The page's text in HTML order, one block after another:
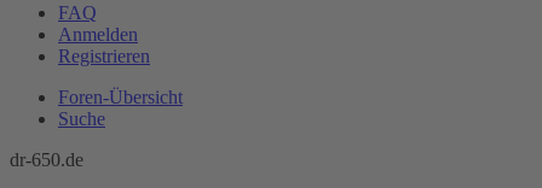
FAQ
Anmelden
Registrieren
Foren-Übersicht
Suche
dr-650.de